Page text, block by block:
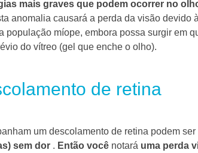
mais graves que podem ocorrer no
anomalia causará a perda da visão devido
população míope, embora possa surgir em
do vítreo (gel que enche o olho).
de retina
um descolamento de retina podem ser
sem dor . Então você notará uma perda